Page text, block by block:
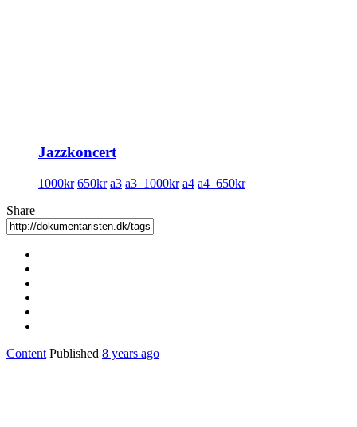
Jazzkoncert
1000kr 650kr a3 a3_1000kr a4 a4_650kr
Share
Content Published 8 years ago